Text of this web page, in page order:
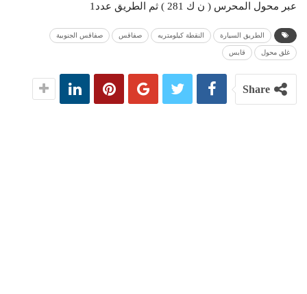
عبر محول المحرس ( ن ك 281 ) ثم الطريق عدد1
الطريق السيارة النقطة كيلومتريه صفاقس صفاقس الجنوبية
غلق محول قابس
Share